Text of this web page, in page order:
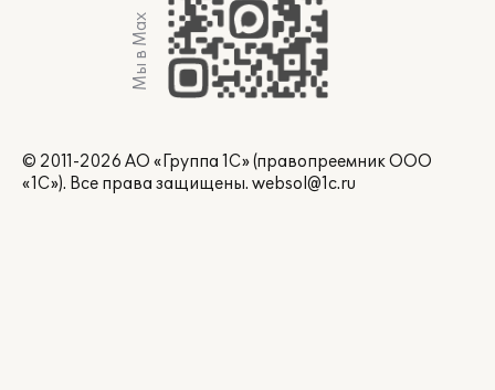
Мы в Max
© 2011-2026 АО «Группа 1С» (правопреемник ООО
«1С»). Все права защищены. websol@1c.ru